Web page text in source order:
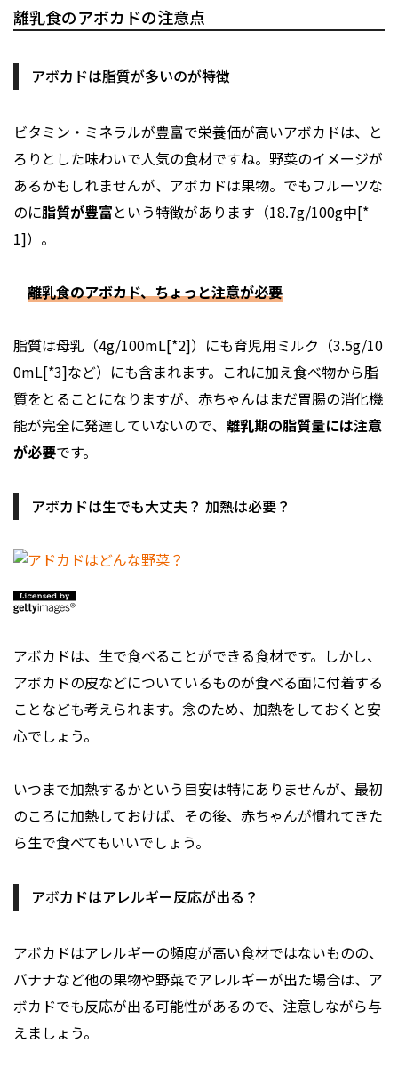
離乳食のアボカドの注意点
アボカドは脂質が多いのが特徴
ビタミン・ミネラルが豊富で栄養価が高いアボカドは、と
ろりとした味わいで人気の食材ですね。野菜のイメージが
あるかもしれませんが、アボカドは果物。でもフルーツな
のに脂質が豊富という特徴があります（18.7g/100g中[*
1]）。
離乳食のアボカド、ちょっと注意が必要
脂質は母乳（4g/100mL[*2]）にも育児用ミルク（3.5g/10
0mL[*3]など）にも含まれます。これに加え食べ物から脂
質をとることになりますが、赤ちゃんはまだ胃腸の消化機
能が完全に発達していないので、 離乳期の脂質量には注意
が必要です。
アボカドは生でも大丈夫？ 加熱は必要？
アボカドは、生で食べることができる食材です。しかし、
アボカドの皮などについているものが食べる面に付着する
ことなども考えられます。念のため、加熱をしておくと安
心でしょう。
いつまで加熱するかという目安は特にありませんが、最初
のころに加熱しておけば、その後、赤ちゃんが慣れてきた
ら生で食べてもいいでしょう。
アボカドはアレルギー反応が出る？
アボカドはアレルギーの頻度が高い食材ではないものの、
バナナなど他の果物や野菜でアレルギーが出た場合は、ア
ボカドでも反応が出る可能性があるので、注意しながら与
えましょう。